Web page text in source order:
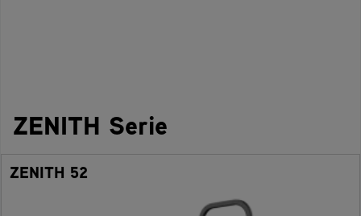
ZENITH Serie
ZENITH 52